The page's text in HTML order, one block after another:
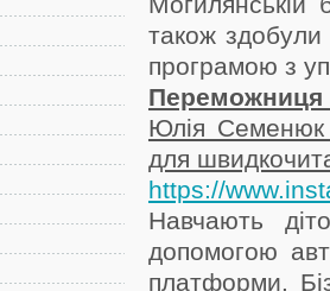
також
програмою з
Переможниця
Юлія Семенюк
для
https://
Навчають
допомогою
платформи.